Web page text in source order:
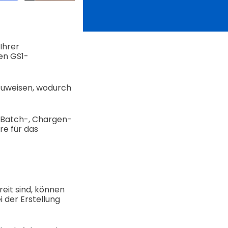
GS1-
wodurch
, Chargen-
für das
sind, können
der Erstellung